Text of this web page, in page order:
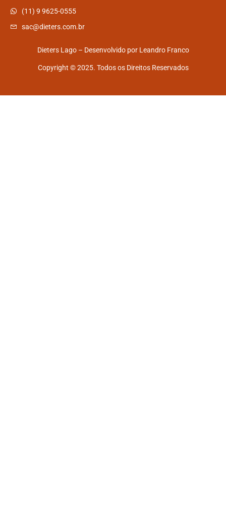
(11) 9 9625-0555
sac@dieters.com.br
Dieters Lago – Desenvolvido por Leandro Franco
Copyright © 2025. Todos os Direitos Reservados